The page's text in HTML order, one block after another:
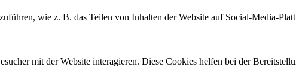
wie z. B. das Teilen von Inhalten der Website auf Social-Media-
mit der Website interagieren. Diese Cookies helfen bei der